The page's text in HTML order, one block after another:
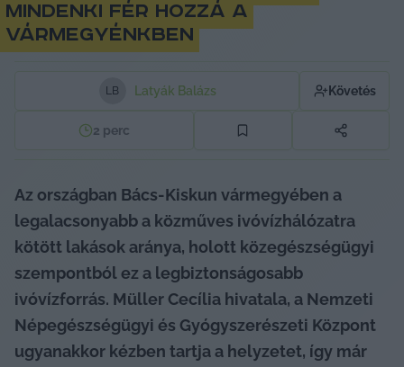
mindenki fér hozzá a
vármegyénkben
LB Latyák Balázs Követés
2 perc
Az országban Bács-Kiskun vármegyében a
legalacsonyabb a közműves ivóvízhálózatra
kötött lakások aránya, holott közegészségügyi
szempontból ez a legbiztonságosabb
ivóvízforrás. Müller Cecília hivatala, a Nemzeti
Népegészségügyi és Gyógyszerészeti Központ
ugyanakkor kézben tartja a helyzetet, így már